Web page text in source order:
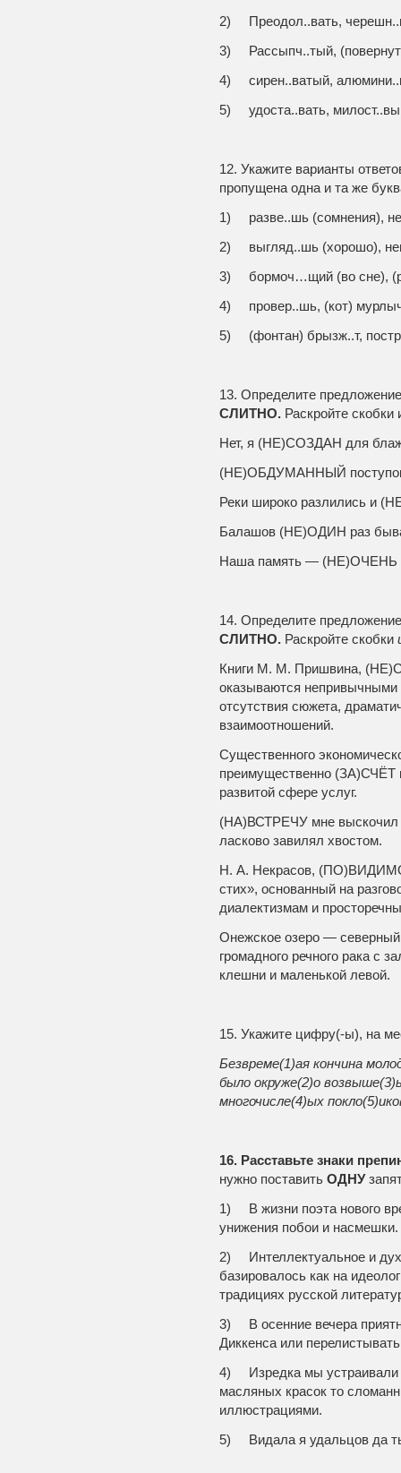
2) Преодол..вать,
3) Рассыпч..тый,
4) сирен..ватый,
5) удоста..вать,
12. Укажите варианты
пропущена одна и та же
1) разве..шь (сомнения),
2) выгляд..шь (хорошо),
3) бормоч…щий (во сне),
4) провер..шь, (кот)
5) (фонтан) брызж..т,
13. Определите
СЛИТНО. Раскройте
Нет, я (НЕ)СОЗДАН для
(НЕ)ОБДУМАННЫЙ поступок
Реки широко разлились и
Балашов (НЕ)ОДИН раз
Наша память — (НЕ)ОЧЕНЬ
14. Определите
СЛИТНО. Раскройте скобки
Книги М. М. Пришвина,
оказываются
отсутствия сюжета,
взаимоотношений.
Существенного
преимущественно (ЗА)СЧЁТ
развитой сфере услуг.
(НА)ВСТРЕЧУ мне выскочил
ласково завилял хвостом.
Н. А. Некрасов,
стих», основанный на
диалектизмам и
Онежское озеро —
громадного речного рака
клешни и маленькой левой.
15. Укажите цифру(-ы), на
Безвреме(1)ая кончина
было окруже(2)о
многочисле(4)ых
16. Расставьте знаки
нужно поставить ОДНУ
1) В жизни поэта нового
унижения побои и насмешки.
2) Интеллектуальное и
базировалось как на
традициях русской
3) В осенние вечера
Диккенса или
4) Изредка мы устраивали
масляных красок то
иллюстрациями.
5) Видала я удальцов да